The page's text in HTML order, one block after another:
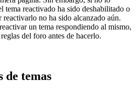
tema reactivado ha sido deshabilitado o
reactivarlo no ha sido alcanzado aún.
un tema respondiendo al mismo,
del foro antes de hacerlo.
de temas